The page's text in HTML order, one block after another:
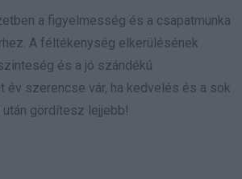
a figyelmesség és a csapatmunka
A féltékenység elkerülésének
és a jó szándékú
év szerencse vár, ha kedvelés és a sok
gördítesz lejjebb!